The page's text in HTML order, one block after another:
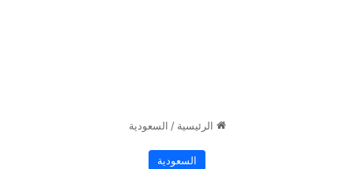
الرئيسية / السعودية
السعودية